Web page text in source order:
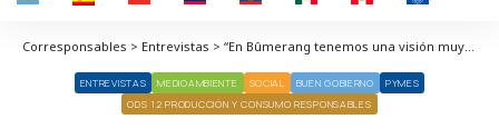
Corresponsables > Entrevistas > “En Bûmerang tenemos una visión muy clara de cómo los envases reutilizables y retornables formarán parte de nuestra vida diaria”
ENTREVISTAS MEDIOAMBIENTE SOCIAL BUEN GOBIERNO
PYMES
ODS 12 PRODUCCIÓN Y CONSUMO RESPONSABLES